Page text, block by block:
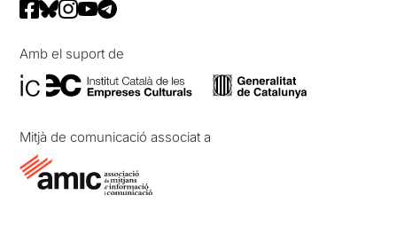
Amb el suport de
Mitjà de comunicació associat a